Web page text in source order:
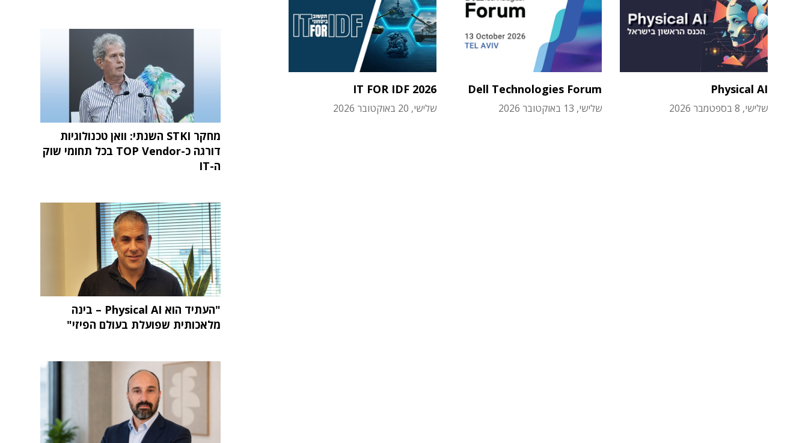
Physical AI
שלישי, 8 בספטמבר 2026
Dell Technologies Forum
שלישי, 13 באוקטובר 2026
IT FOR IDF 2026
שלישי, 20 באוקטובר 2026
מחקר STKI השנתי: וואן טכנולוגיות
דורגה כ-TOP Vendor בכל תחומי שוק
ה-IT
"העתיד הוא Physical AI – בינה
מלאכותית שפועלת בעולם הפיזי"